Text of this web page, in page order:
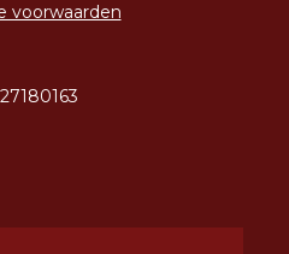
voorwaarden